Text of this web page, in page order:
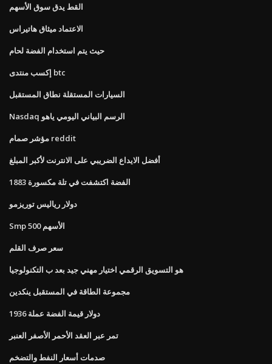
القط يدق سوق الأسهم
الاعتماد ميثاق هاتيراس
حيث يتم استخدام الفضة لحام
إكسب منتدى btc
السيارات المستقلة نطاق المستقبل
Nasdaq الرسم البياني اليومي ياهو
مؤشر صمام reddit
أفضل الايداع الضريبي على الانترنت لأكبر المبلغ
1883 الفضة اكتشفت في تلة مكسورة
دولار رياليس توريزمو
Smp 500 الأسهم
سعر صرف القلم
هو التسويق الرقمي اختيار مهني جيد بعد ب التكنولوجيا
مجموعة الطاقة في المستقبل ينكدين
1936 دولار قيمة الفضة عملة
تمر عبر العقد الأحمر الأصفر العنبر
صدمات أسعار النفط والتضخم